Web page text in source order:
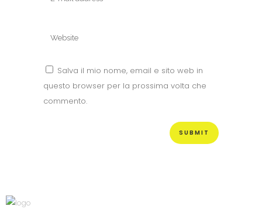
Salva il mio nome, email e sito web in
questo browser per la prossima volta che
commento.